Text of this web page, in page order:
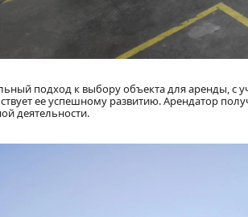
подход к выбору объекта для аренды, с
ее успешному развитию. Арендатор
деятельности.